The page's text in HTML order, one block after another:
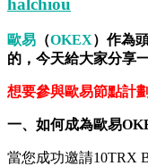
halchiou
歐易 （OKEX）作為
的，今天給大家分享
想要參與歐易節點計
一、如何成為歐易
當您成功邀請10TRX